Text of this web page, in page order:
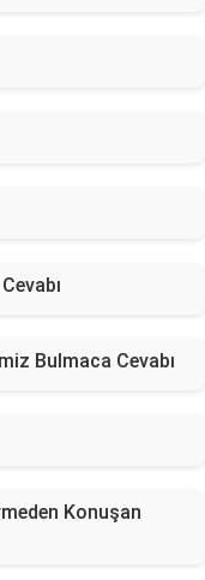
Bulmaca Cevabı
Konuşan